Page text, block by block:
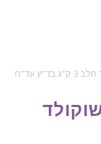
עד”ח